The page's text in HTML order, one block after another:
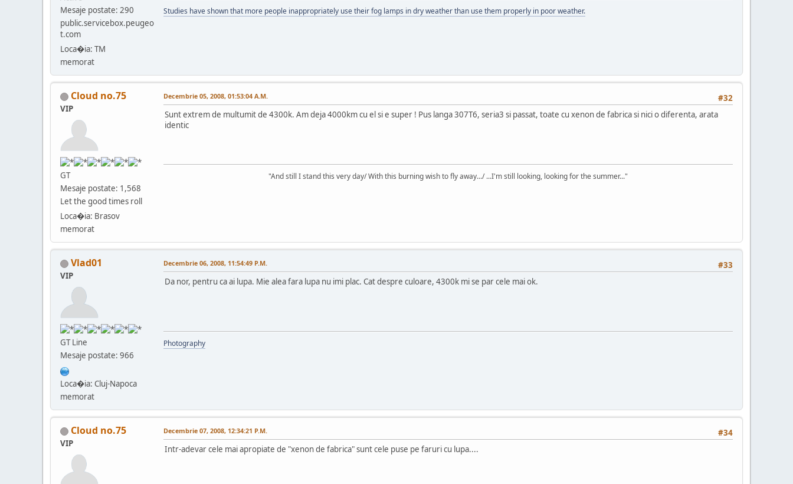
Mesaje postate: 290
public.servicebox.peugeo
t.com
Loca�ia: TM
memorat
Studies have shown that more people inappropriately use their fog lamps in dry weather than use them properly in poor weather.
Cloud no.75
VIP
GT
Mesaje postate: 1,568
Let the good times roll
Loca�ia: Brasov
memorat
#32
Decembrie 05, 2008, 01:53:04 A.M.
Sunt extrem de multumit de 4300k. Am deja 4000km cu el si e super ! Pus langa 307T6, seria3 si passat, toate cu xenon de fabrica si nici o diferenta, arata
identic
"And still I stand this very day/ With this burning wish to fly away.../ ...I'm still looking, looking for the summer..."
Vlad01
VIP
GT Line
Mesaje postate: 966
Loca�ia: Cluj-Napoca
memorat
#33
Decembrie 06, 2008, 11:54:49 P.M.
Da nor, pentru ca ai lupa. Mie alea fara lupa nu imi plac. Cat despre culoare, 4300k mi se par cele mai ok.
Photography
Cloud no.75
VIP
#34
Decembrie 07, 2008, 12:34:21 P.M.
Intr-adevar cele mai apropiate de "xenon de fabrica" sunt cele puse pe faruri cu lupa....